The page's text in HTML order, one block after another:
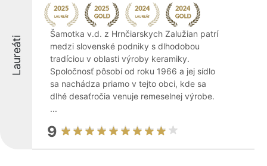
Laureáti
Šamotka v.d. z Hrnčiarskych Zalužian patrí
medzi slovenské podniky s dlhodobou
tradíciou v oblasti výroby keramiky.
Spoločnosť pôsobí od roku 1966 a jej sídlo
sa nachádza priamo v tejto obci, kde sa
dlhé desaťročia venuje remeselnej výrobe.
...
9